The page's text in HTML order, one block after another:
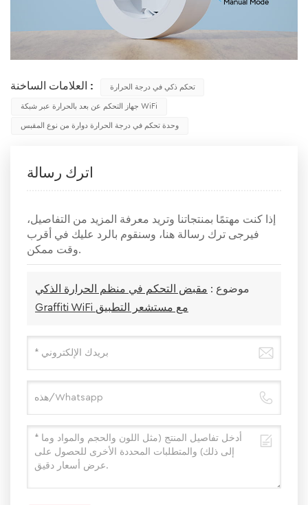
العلامات الساخنة : تحكم ذكي في درجة الحرارة
جهاز التحكم عن بعد بالحرارة عبر شبكة WiFi
وحدة تحكم في درجة الحرارة دوارة من نوع المقبس
اترك رسالة
إذا كنت مهتمًا بمنتجاتنا وتريد معرفة المزيد من التفاصيل،
فيرجى ترك رسالة هنا، وسنقوم بالرد عليك في أقرب
وقت ممكن.
موضوع : مقبض التحكم في منظم الحرارة الذكي
Graffiti WiFi مع مستشعر التطبيق